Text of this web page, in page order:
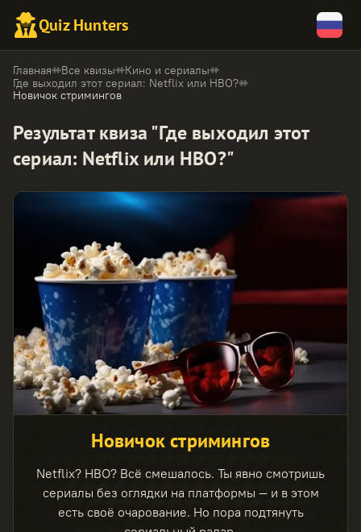
Quiz Hunters
Главная Все квизы
Кино и сериалы
Где выходил этот сериал: Netflix или HBO?
Новичок стримингов
Результат квиза "Где выходил этот
сериал: Netflix или HBO?"
Новичок стримингов
Netflix? HBO? Всё смешалось. Ты явно смотришь
сериалы без оглядки на платформы — и в этом
есть своё очарование. Но пора подтянуть